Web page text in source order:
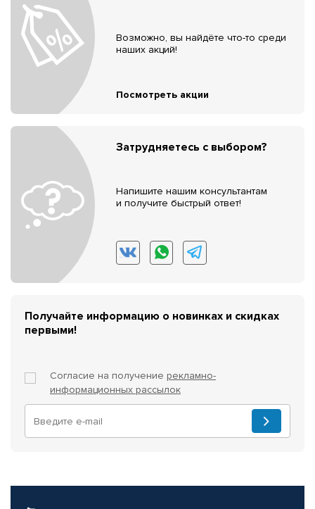
Возможно, вы найдёте что-то среди
наших акций!
Посмотреть акции
Затрудняетесь с выбором?
Напишите нашим консультантам
и получите быстрый ответ!
Получайте информацию о новинках и скидках
первыми!
Согласие на получение рекламно-
информационных рассылок